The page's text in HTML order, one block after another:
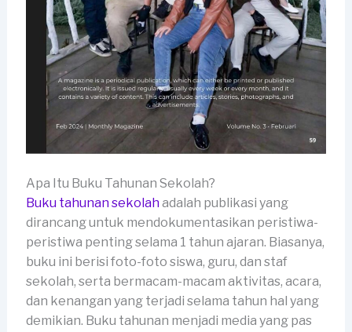
Apa Itu Buku Tahunan Sekolah?
Buku tahunan sekolahadalah publikasi yang
dirancang untuk mendokumentasikan peristiwa-
peristiwa penting selama 1 tahun ajaran. Biasanya,
buku ini berisi foto-foto siswa, guru, dan staf
sekolah, serta bermacam-macam aktivitas, acara,
dan kenangan yang terjadi selama tahun hal yang
demikian. Buku tahunan menjadi media yang pas